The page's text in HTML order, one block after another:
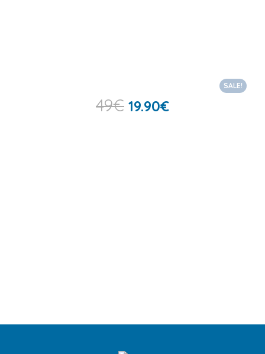
SALE!
49€ 19.90€